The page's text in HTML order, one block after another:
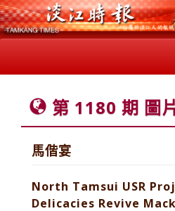
第 1180 期 圖
馬偕宴
North Tamsui USR
Delicacies Revive